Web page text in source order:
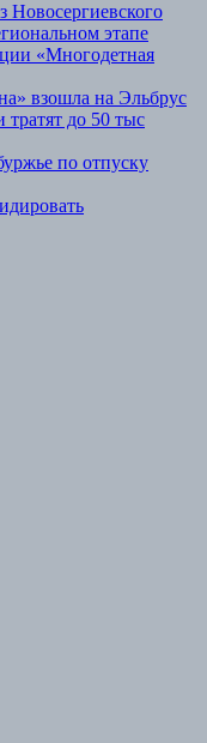
Новосергиевского
этапе
«Многодетная
взошла на Эльбрус
до 50 тыс
по отпуску